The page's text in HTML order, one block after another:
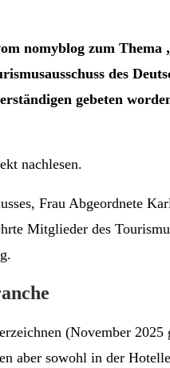
nomyblog zum
des
gebeten
nachlesen.
Frau Abgeordnete
Mitglieder des
(November 2025
aber sowohl in der